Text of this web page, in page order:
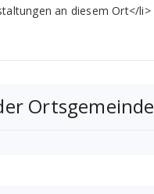
an diesem Ort</li>
Ortsgemeinde